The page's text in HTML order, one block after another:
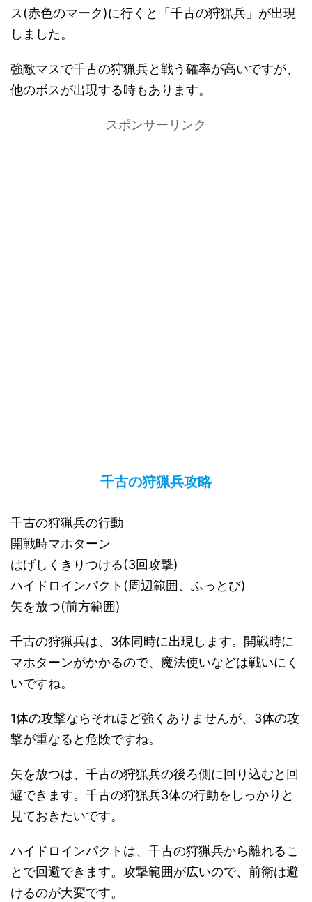
ス(赤色のマーク)に行くと「千古の狩猟兵」が出現
しました。
強敵マスで千古の狩猟兵と戦う確率が高いですが、
他のボスが出現する時もあります。
スポンサーリンク
千古の狩猟兵攻略
千古の狩猟兵の行動
開戦時マホターン
はげしくきりつける(3回攻撃)
ハイドロインパクト(周辺範囲、ふっとび)
矢を放つ(前方範囲)
千古の狩猟兵は、3体同時に出現します。開戦時に
マホターンがかかるので、魔法使いなどは戦いにく
いですね。
1体の攻撃ならそれほど強くありませんが、3体の攻
撃が重なると危険ですね。
矢を放つは、千古の狩猟兵の後ろ側に回り込むと回
避できます。千古の狩猟兵3体の行動をしっかりと
見ておきたいです。
ハイドロインパクトは、千古の狩猟兵から離れるこ
とで回避できます。攻撃範囲が広いので、前衛は避
けるのが大変です。